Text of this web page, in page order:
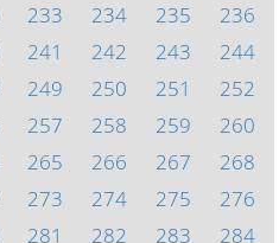
233 234 235
236
241 242 243
244
249 250 251
252
257 258 259
260
265 266 267
268
273 274 275
276
281 282 283
284